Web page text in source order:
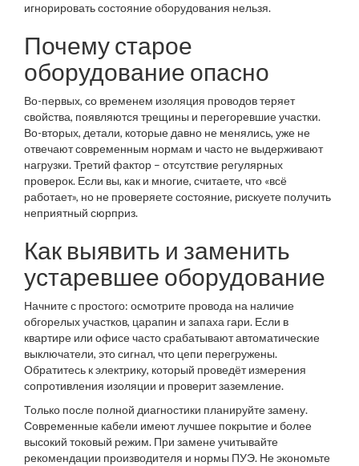
игнорировать состояние оборудования нельзя.
Почему старое
оборудование опасно
Во-первых, со временем изоляция проводов теряет
свойства, появляются трещины и перегоревшие участки.
Во-вторых, детали, которые давно не менялись, уже не
отвечают современным нормам и часто не выдерживают
нагрузки. Третий фактор – отсутствие регулярных
проверок. Если вы, как и многие, считаете, что «всё
работает», но не проверяете состояние, рискуете получить
неприятный сюрприз.
Как выявить и заменить
устаревшее оборудование
Начните с простого: осмотрите провода на наличие
обгорелых участков, царапин и запаха гари. Если в
квартире или офисе часто срабатывают автоматические
выключатели, это сигнал, что цепи перегружены.
Обратитесь к электрику, который проведёт измерения
сопротивления изоляции и проверит заземление.
Только после полной диагностики планируйте замену.
Современные кабели имеют лучшее покрытие и более
высокий токовый режим. При замене учитывайте
рекомендации производителя и нормы ПУЭ. Не экономьте